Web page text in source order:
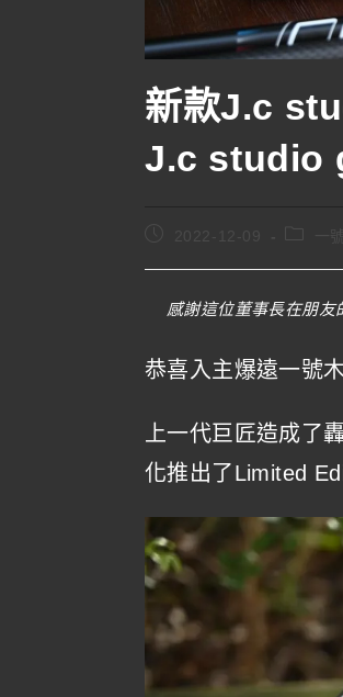
新款J.c
J.c studio
2022-12-09
感謝這位董事長在朋友
恭喜入主爆遠一號
上一代巨匠造成了
化推出了Limited